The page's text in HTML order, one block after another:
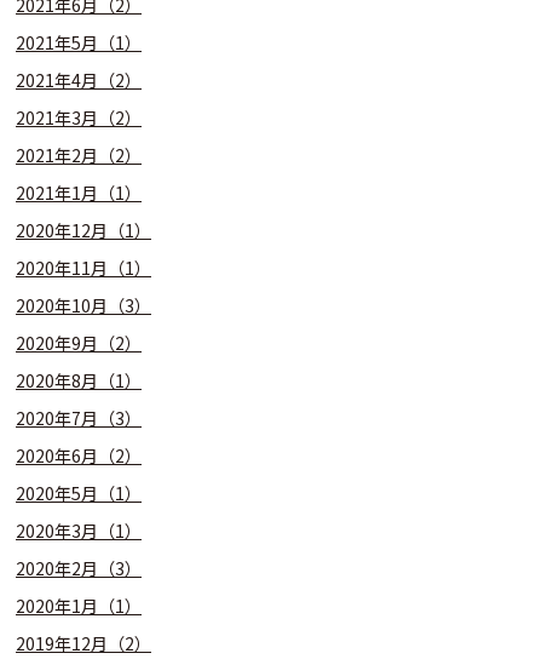
2021年5月（1）
2021年4月（2）
2021年3月（2）
2021年2月（2）
2021年1月（1）
2020年12月（1）
2020年11月（1）
2020年10月（3）
2020年9月（2）
2020年8月（1）
2020年7月（3）
2020年6月（2）
2020年5月（1）
2020年3月（1）
2020年2月（3）
2020年1月（1）
2019年12月（2）